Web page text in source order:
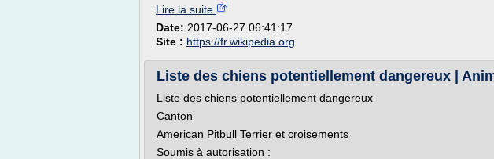
Lire la suite
Date: 2017-06-27 06:41:17
Site : https://fr.wikipedia.org
Liste des chiens potentiellement dangereux |
Liste des chiens potentiellement dangereux
Canton
American Pitbull Terrier et croisements
Soumis à autorisation :